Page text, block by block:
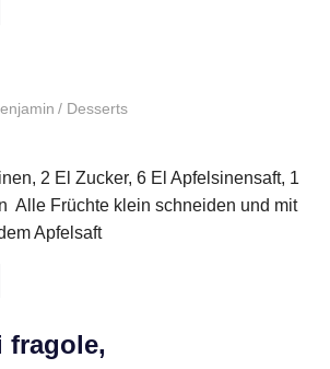
Desserts
2 El Zucker, 6 El Apfelsinensaft, 1
Alle Früchte klein schneiden und mit
Apfelsaft
fragole,